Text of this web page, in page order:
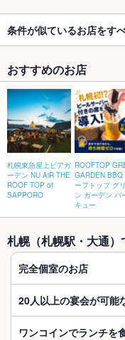
条件が似ているお店をす
おすすめのお店
札幌東急屋上ビアガ
ーデン NU AiR THE
ROOF TOP of
SAPPORO
ROOFTOP
GARDEN BBQ
ーフトップ グ
ン ガーデン バ
キュー
札幌（札幌駅・大通
完全個室のお店
20人以上の宴会が可能
ワンコインでランチを